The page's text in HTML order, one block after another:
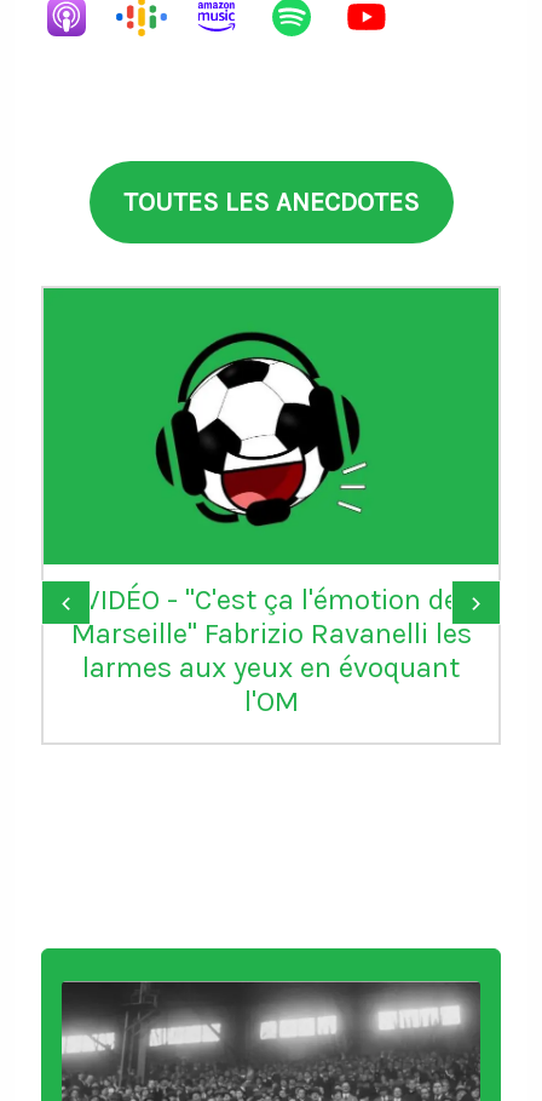
TOUTES LES ANECDOTES
Donald Trump remercie la FIFA
d’avoir "réparé une grande
injustice" en annulant le carton
rouge de Balogun reçu avec les
USA contre la Bosnie-
‹ ›